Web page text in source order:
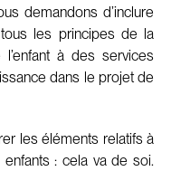
demandons d’inclure
les principes de la
à des services
dans le projet de
les éléments relatifs à
: cela va de soi.